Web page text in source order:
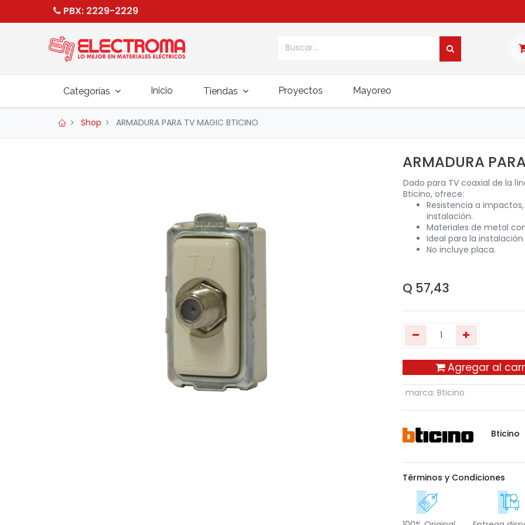
PBX: 2229-2229
Categorías Inicio Tiendas Proyectos Mayoreo
Shop ARMADURA PARA TV MAGIC BTICINO
ARMADURA
Dado para TV coaxial de la
Bticino, ofrece:
Resistencia a
instalación.
Materiales de metal
Ideal para la
No incluye placa.
Q 57,43
Agregar al
marca: Bticino
Bticino
Términos y Condiciones